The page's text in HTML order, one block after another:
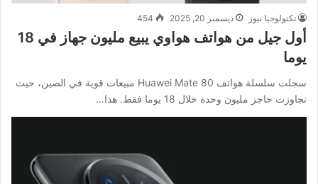
تكنولوجيا نيوز ديسمبر 20, 2025 454
أول جيل من هواتف هواوي يبيع مليون جهاز في 18
يوما
سجلت سلسلة هواتف Huawei Mate 80 مبيعات قوية في الصين، حيث
تجاوزت حاجز مليون وحدة خلال 18 يوما فقط. هذا…